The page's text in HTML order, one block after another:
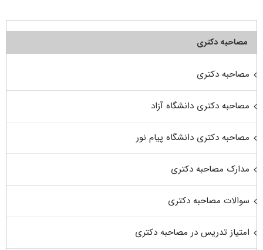
مصاحبه دکتری
مصاحبه دکتری
مصاحبه دکتری دانشگاه آزاد
مصاحبه دکتری دانشگاه پیام نور
مدارک مصاحبه دکتری
سوالات مصاحبه دکتری
امتیاز تدریس در مصاحبه دکتری